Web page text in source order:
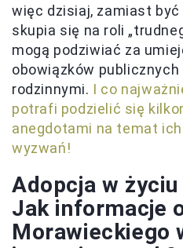
więc dzisiaj, zamiast być
skupia się na roli
mogą podziwiać za
obowiązków
rodzinnymi. I co
potrafi podzielić się
anegdotami na temat
wyzwań!
Adopcja w
Jak informacje
Morawieckiego